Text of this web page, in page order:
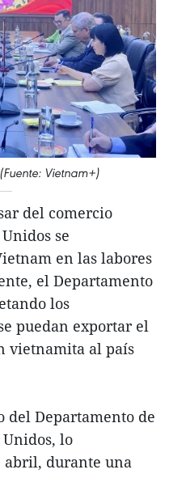
Vietnam+)
del comercio
se
en las labores
el Departamento
los
puedan exportar el
vietnamita al país
del Departamento de
lo
abril, durante una